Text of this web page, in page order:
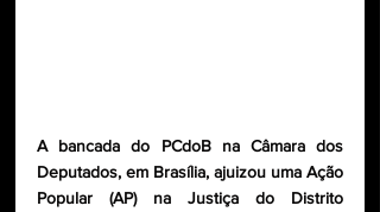
A bancada do PCdoB na Câmara dos
Deputados, em Brasília, ajuizou uma Ação
Popular (AP) na Justiça do Distrito